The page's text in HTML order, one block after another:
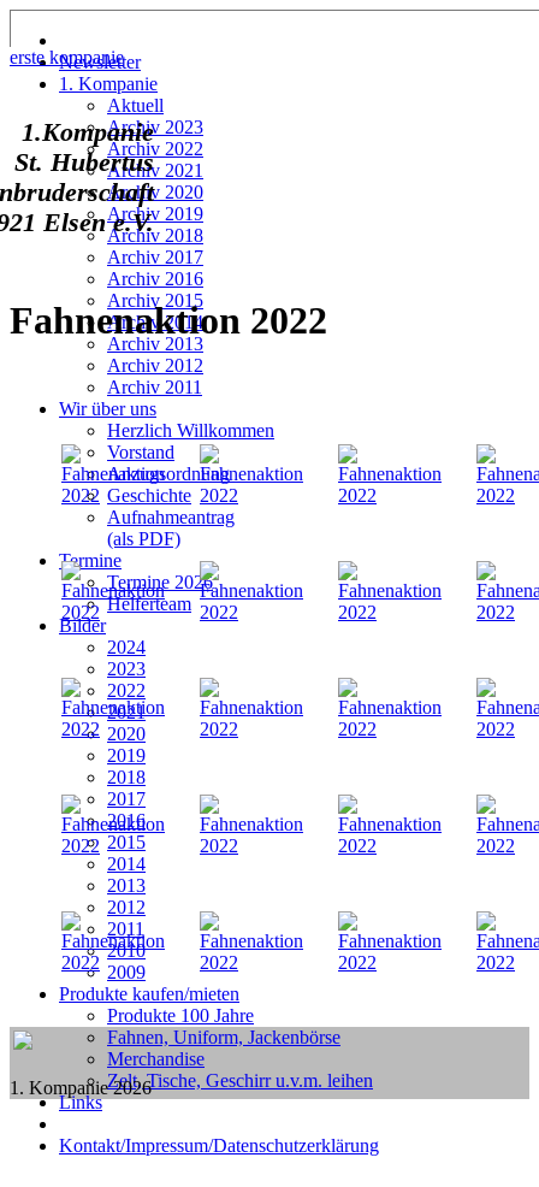
Newsletter
1. Kompanie
Aktuell
Archiv 2023
Archiv 2022
Archiv 2021
Archiv 2020
Archiv 2019
Archiv 2018
Archiv 2017
Archiv 2016
Archiv 2015
Archiv 2014
Archiv 2013
Archiv 2012
Archiv 2011
Wir über uns
Herzlich Willkommen
Vorstand
Anzugsordnung
Geschichte
Aufnahmeantrag
(als PDF)
Termine
Termine 2026
Helferteam
Bilder
2024
2023
2022
2021
2020
2019
2018
2017
2016
2015
2014
2013
2012
2011
2010
2009
Produkte kaufen/mieten
Produkte 100 Jahre
Fahnen, Uniform, Jackenbörse
Merchandise
Zelt, Tische, Geschirr u.v.m. leihen
Links
Kontakt/Impressum/Datenschutzerklärung
erste kompanie
1.Kompanie
St. Hubertus
Elsen e.V.
Fahnenaktion 2022
1. Kompanie 2026